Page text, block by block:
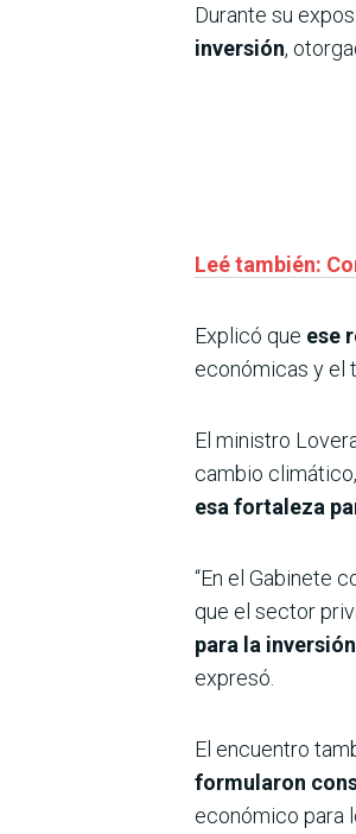
Durante su
inversión,
Leé también:
Explicó que ese
económicas y el
El ministro
cambio
esa fortaleza
“En el Gabinete
que el sector
para la
expresó.
El encuentro
formularon
económico para